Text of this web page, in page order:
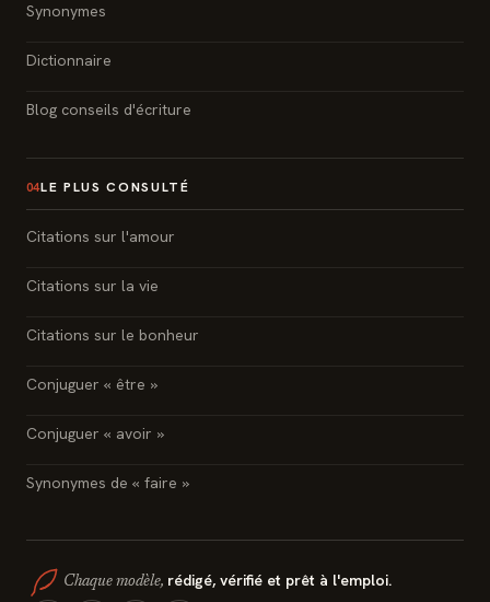
Synonymes
Dictionnaire
Blog conseils d'écriture
04LE PLUS CONSULTÉ
Citations sur l'amour
Citations sur la vie
Citations sur le bonheur
Conjuguer « être »
Conjuguer « avoir »
Synonymes de « faire »
Chaque modèle, rédigé, vérifié et prêt à l'emploi.